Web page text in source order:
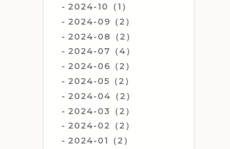
2024-10（1）
2024-09（2）
2024-08（2）
2024-07（4）
2024-06（2）
2024-05（2）
2024-04（2）
2024-03（2）
2024-02（2）
2024-01（2）